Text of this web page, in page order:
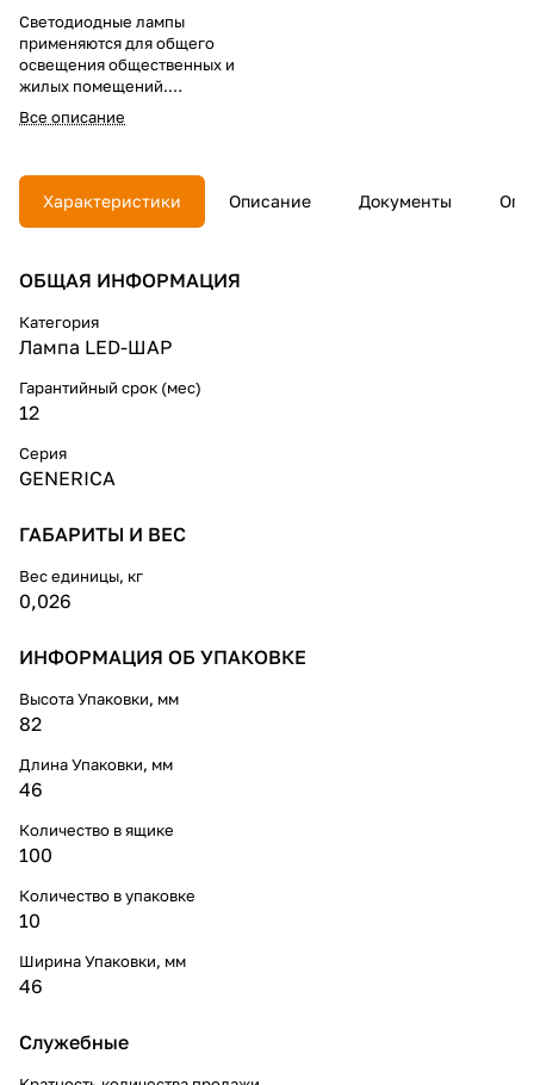
Светодиодные лампы
применяются для общего
освещения общественных и
жилых помещений.
Лампы GENERICA отличаются
высокой надежностью,
привлекательной ценой.
Все описание
Характеристики Описание Документы
ОБЩАЯ ИНФОРМАЦИЯ
Категория
Лампа LED-ШАР
Гарантийный срок (мес)
12
Серия
GENERICA
ГАБАРИТЫ И ВЕС
Вес единицы, кг
0,026
ИНФОРМАЦИЯ ОБ УПАКОВКЕ
Высота Упаковки, мм
82
Длина Упаковки, мм
46
Количество в ящике
100
Количество в упаковке
10
Ширина Упаковки, мм
46
Служебные